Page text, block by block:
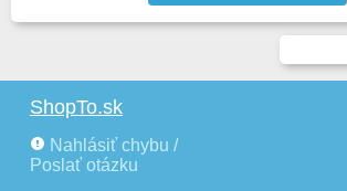
ShopTo.sk
Nahlásiť chybu /
Poslať otázku